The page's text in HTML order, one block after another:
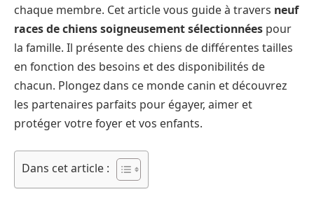
chaque membre. Cet article vous guide à travers neuf
races de chiens soigneusement sélectionnées pour
la famille. Il présente des chiens de différentes tailles
en fonction des besoins et des disponibilités de
chacun. Plongez dans ce monde canin et découvrez
les partenaires parfaits pour égayer, aimer et
protéger votre foyer et vos enfants.
Dans cet article :